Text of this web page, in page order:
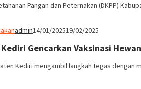
Pangan dan Peternakan (DKPP)
admin14/01/202519/02/2025
Gencarkan Vaksinasi
Kediri mengambil langkah tegas